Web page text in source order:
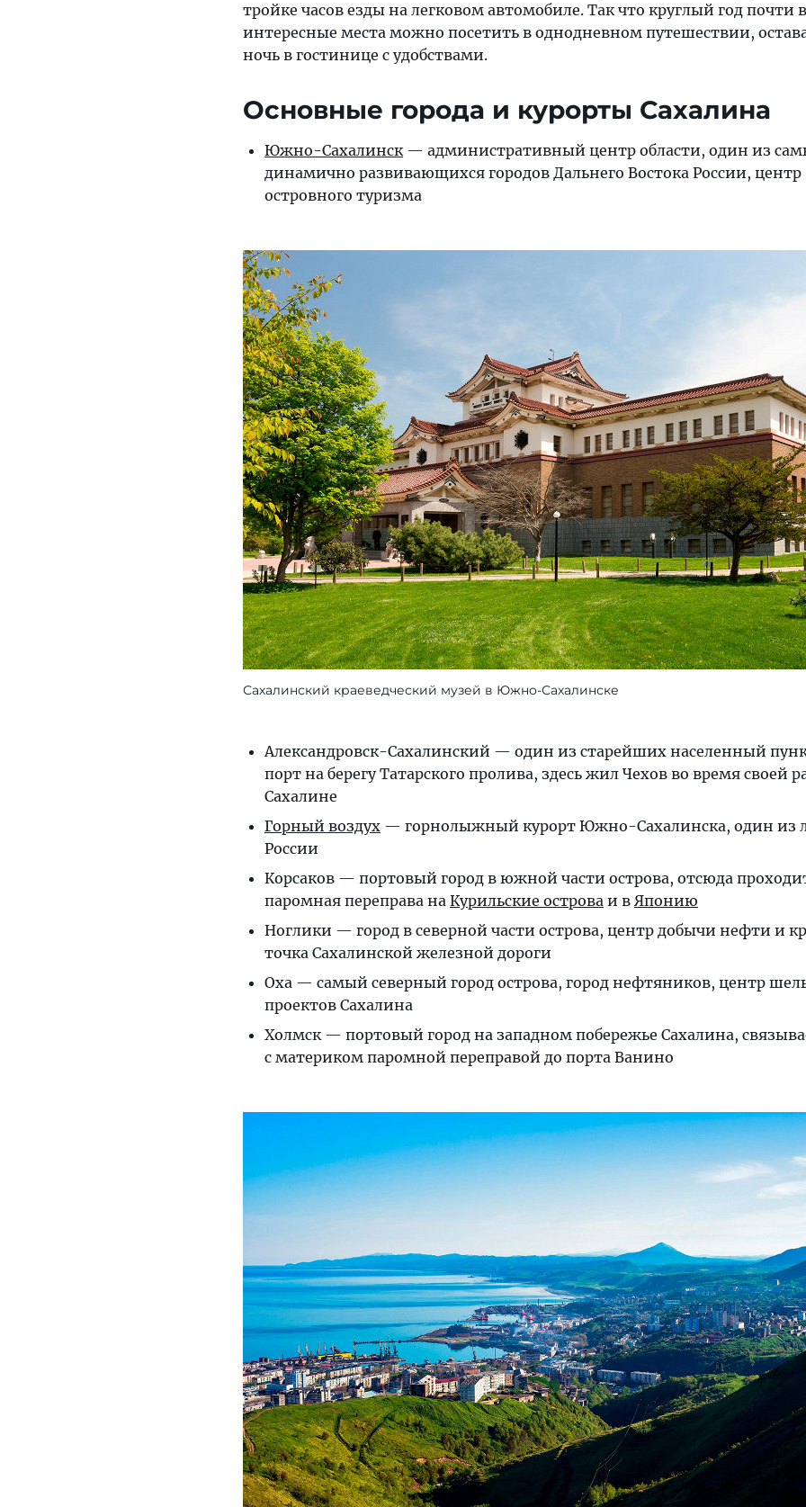
тройке часов езды на легковом автомобиле. Так что круглый год почти
интересные места можно посетить в однодневном путешествии,
ночь в гостинице с удобствами.
Основные города и курорты Сахалина
Южно-Сахалинск— административный центр области, один из
динамично развивающихся городов Дальнего Востока России, центр
островного туризма
Сахалинский краеведческий музей в Южно-Сахалинске
Александровск-Сахалинский — один из старейших населенный
порт на берегу Татарского пролива, здесь жил Чехов во время своей
Сахалине
Горный воздух — горнолыжный курорт Южно-Сахалинска, один из
России
Корсаков — портовый город в южной части острова, отсюда
паромная переправа на Курильские острова и в Японию
Ноглики — город в северной части острова, центр добычи нефти и
точка Сахалинской железной дороги
Оха — самый северный город острова, город нефтяников, центр
проектов Сахалина
Холмск — портовый город на западном побережье Сахалина,
с материком паромной переправой до порта Ванино